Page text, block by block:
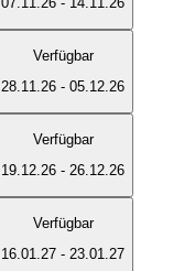
Verfügbar
28.11.26 - 05.12.26
Verfügbar
19.12.26 - 26.12.26
Verfügbar
16.01.27 - 23.01.27